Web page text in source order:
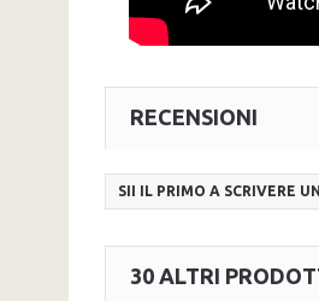
RECENSIONI
SII IL PRIMO A SCRIVERE
30 ALTRI